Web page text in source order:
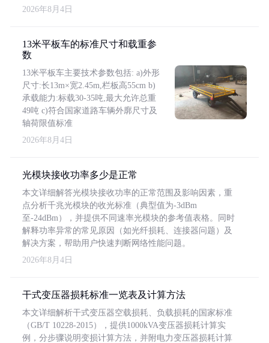
2026年8月4日
13米平板车的标准尺寸和载重参
数
13米平板车主要技术参数包括: a)外形
尺寸:长13m×宽2.45m,栏板高55cm b)
承载能力:标载30-35吨,最大允许总重
49吨 c)符合国家道路车辆外廓尺寸及
轴荷限值标准
2026年8月4日
光模块接收功率多少是正常
本文详细解答光模块接收功率的正常范围及影响因素，重
点分析千兆光模块的收光标准（典型值为-3dBm
至-24dBm），并提供不同速率光模块的参考值表格。同时
解释功率异常的常见原因（如光纤损耗、连接器问题）及
解决方案，帮助用户快速判断网络性能问题。
2026年8月4日
干式变压器损耗标准一览表及计算方法
本文详细解析干式变压器空载损耗、负载损耗的国家标准
（GB/T 10228-2015），提供1000kVA变压器损耗计算实
例，分步骤说明变损计算方法，并附电力变压器损耗计算